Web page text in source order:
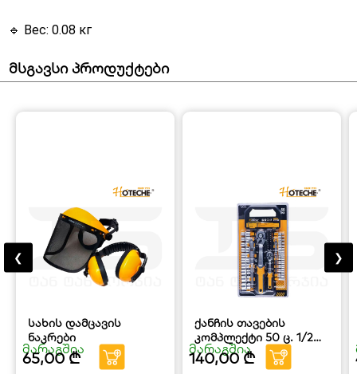
🔹 Вес: 0.08 кг
მსგავსი პროდუქტები
სახის დამცავის
ნაკრები
მარაგშია
65,00₾
ქანჩის თავების
კომპლექტი 50 ც. 1/2
და 1/4 დიუმიანი
HOTECHE
მარაგშია
140,00₾
❮ ❯